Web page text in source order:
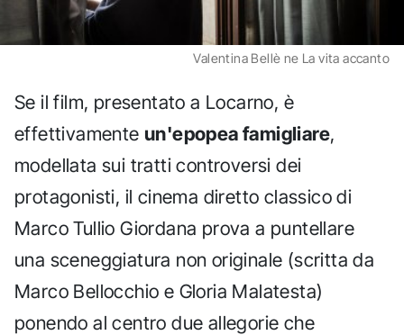
Valentina Bellè ne La vita accanto
Se il film, presentato a Locarno, è
effettivamente un'epopea famigliare,
modellata sui tratti controversi dei
protagonisti, il cinema diretto classico di
Marco Tullio Giordana prova a puntellare
una sceneggiatura non originale (scritta da
Marco Bellocchio e Gloria Malatesta)
ponendo al centro due allegorie che